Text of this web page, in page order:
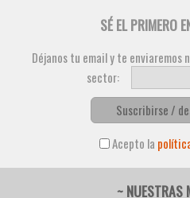
SÉ EL PRIMERO
Déjanos tu email y te enviaremos
sector:
Suscribirse /
Acepto la
~ NUESTRAS